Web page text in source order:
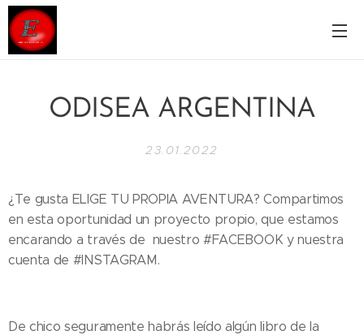
ODISEA ARGENTINA
23.01.2022
¿Te gusta ELIGE TU PROPIA AVENTURA? Compartimos
en esta oportunidad un proyecto propio, que estamos
encarando a través de nuestro #FACEBOOK y nuestra
cuenta de #INSTAGRAM.
De chico seguramente habrás leído algún libro de la